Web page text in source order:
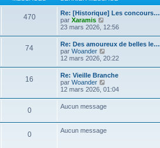
g
e
m
s
a
g
e
t
e
r
l
e
d
e
r
n
i
e
r
s
a
g
470
Re: [Historique] Les concours…
par Xaramis
o
u
l
t
e
r
l
e
d
e
r
i
e
23 mars 2026, 12:56
74
Re: Des amoureux de belles le…
par Woander
o
u
l
t
e
r
e
d
e
12 mars 2026, 20:22
16
Re: Vieille Branche
par Woander
o
u
t
e
12 mars 2026, 01:04
0 Aucun message
0 Aucun message